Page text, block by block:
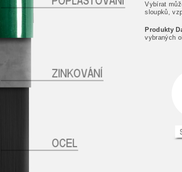
Vybírat
sloupků,
Produkty
vybraných